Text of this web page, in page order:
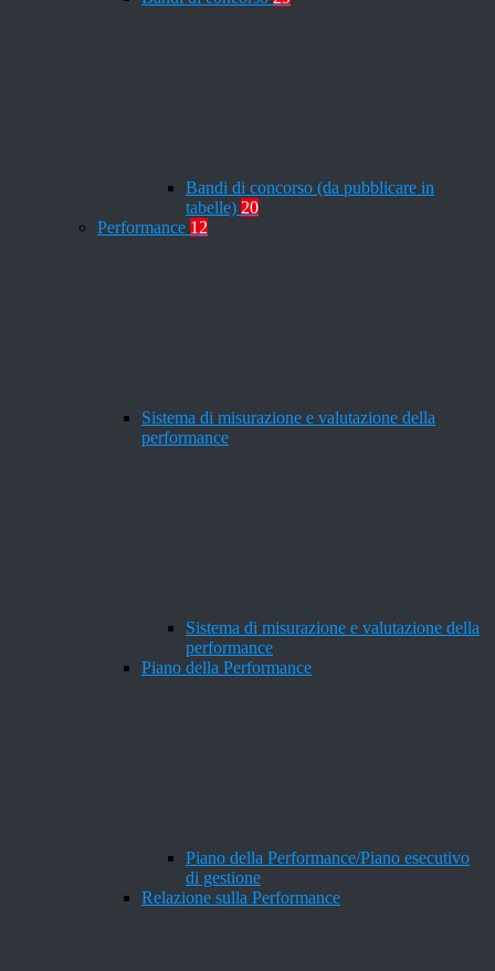
Bandi di concorso (da pubblicare in
tabelle) 20
Performance 12
Sistema di misurazione e valutazione della
performance
Sistema di misurazione e valutazione della
performance
Piano della Performance
Piano della Performance/Piano esecutivo
di gestione
Relazione sulla Performance